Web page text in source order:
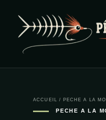
PECHE A LA
ACCUEIL / PECHE A LA
PECHE A LA